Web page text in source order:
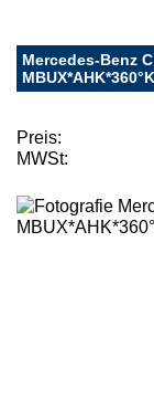
Mercedes-Benz
Preis:
MWSt: